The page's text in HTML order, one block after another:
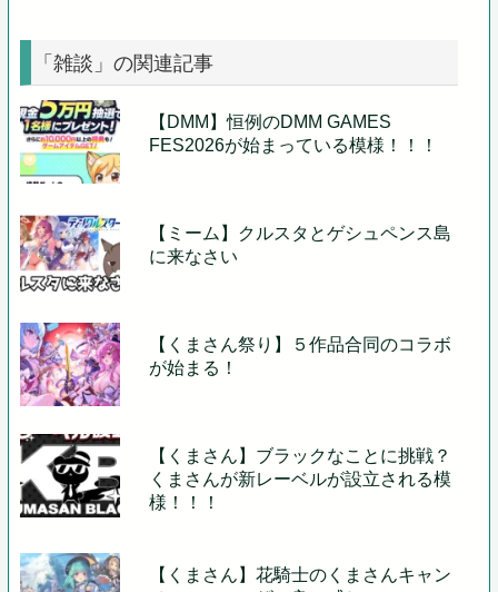
「雑談」の関連記事
【DMM】恒例のDMM GAMES
FES2026が始まっている模様！！！
【ミーム】クルスタとゲシュペンス島
に来なさい
【くまさん祭り】５作品合同のコラボ
が始まる！
【くまさん】ブラックなことに挑戦？
くまさんが新レーベルが設立される模
様！！！
【くまさん】花騎士のくまさんキャン